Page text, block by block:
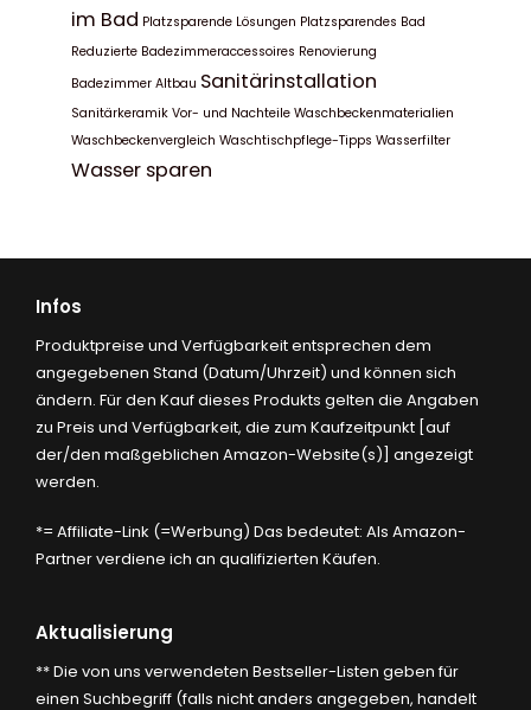
im Bad Platzsparende Lösungen Platzsparendes Bad
Reduzierte Badezimmeraccessoires Renovierung
Badezimmer Altbau Sanitärinstallation
Sanitärkeramik Vor- und Nachteile Waschbeckenmaterialien
Waschbeckenvergleich Waschtischpflege-Tipps Wasserfilter
Wasser sparen
Infos
Produktpreise und Verfügbarkeit entsprechen dem
angegebenen Stand (Datum/Uhrzeit) und können sich
ändern. Für den Kauf dieses Produkts gelten die Angaben
zu Preis und Verfügbarkeit, die zum Kaufzeitpunkt [auf
der/den maßgeblichen Amazon-Website(s)] angezeigt
werden.
*= Affiliate-Link (=Werbung) Das bedeutet: Als Amazon-
Partner verdiene ich an qualifizierten Käufen.
Aktualisierung
** Die von uns verwendeten Bestseller-Listen geben für
einen Suchbegriff (falls nicht anders angegeben, handelt